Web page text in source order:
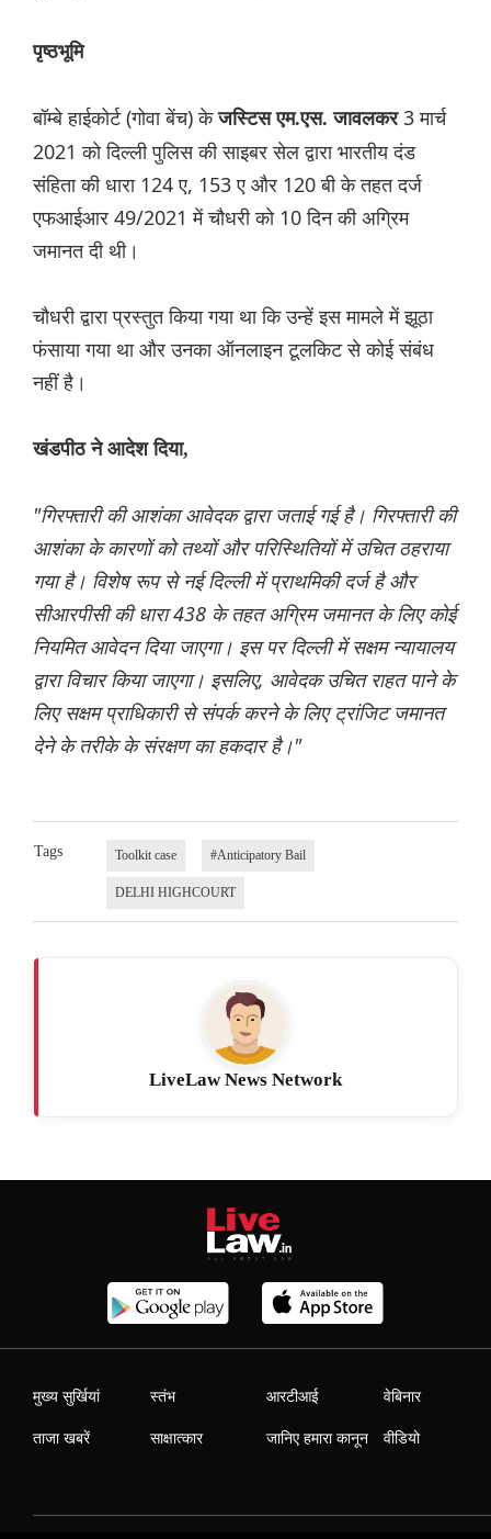
पृष्ठभूमि
बॉम्बे हाईकोर्ट (गोवा बेंच) केजस्टिस एम.एस. जावलकर 3 मार्च
2021 को दिल्ली पुलिस की साइबर सेल द्वारा भारतीय दंड
संहिता की धारा 124 ए, 153 ए और 120 बी के तहत दर्ज
एफआईआर 49/2021 में चौधरी को 10 दिन की अग्रिम
जमानत दी थी।
चौधरी द्वारा प्रस्तुत किया गया था कि उन्हें इस मामले में झूठा
फंसाया गया था और उनका ऑनलाइन टूलकिट से कोई संबंध
नहीं है।
खंडपीठ ने आदेश दिया,
"गिरफ्तारी की आशंका आवेदक द्वारा जताई गई है। गिरफ्तारी की
आशंका के कारणों को तथ्यों और परिस्थितियों में उचित ठहराया
गया है। विशेष रूप से नई दिल्ली में प्राथमिकी दर्ज है और
सीआरपीसी की धारा 438 के तहत अग्रिम जमानत के लिए कोई
नियमित आवेदन दिया जाएगा। इस पर दिल्ली में सक्षम न्यायालय
द्वारा विचार किया जाएगा। इसलिए, आवेदक उचित राहत पाने के
लिए सक्षम प्राधिकारी से संपर्क करने के लिए ट्रांजिट जमानत
देने के तरीके के संरक्षण का हकदार है।"
Tags Toolkit case #Anticipatory Bail
DELHI HIGHCOURT
LiveLaw News Network
मुख्य सुर्खियां
ताजा खबरें
स्तंभ
साक्षात्कार
आरटीआई
जानिए हमारा कानून
वेबिनार
वीडियो